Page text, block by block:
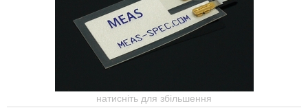
натисніть для збільшення